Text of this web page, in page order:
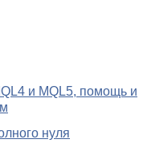
и MQL5, помощь и
нуля